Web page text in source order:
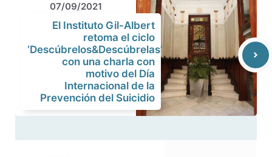
07/09/2021
El Instituto Gil-Albert
retoma el ciclo
‘Descúbrelos&Descúbrelas’
con una charla con
motivo del Día
Internacional de la
Prevención del Suicidio